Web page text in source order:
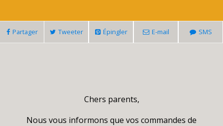
Partager Tweeter Épingler E-mail SMS
Chers parents,
Nous vous informons que vos commandes de